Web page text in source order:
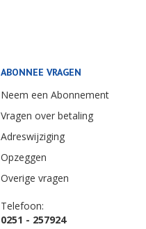
ABONNEE VRAGEN
Neem een Abonnement
Vragen over betaling
Adreswijziging
Opzeggen
Overige vragen
Telefoon:
0251 - 257924